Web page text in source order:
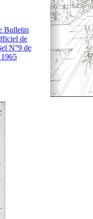
Bulletin
de
N°9 de